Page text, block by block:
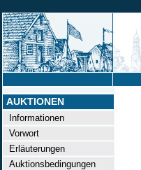
AUKTIONEN
Informationen
Vorwort
Erläuterungen
Auktionsbedingungen